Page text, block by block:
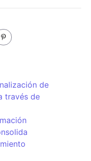
de
través de